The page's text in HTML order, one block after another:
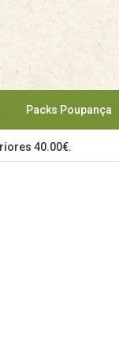
Packs Poupança
40.00€.